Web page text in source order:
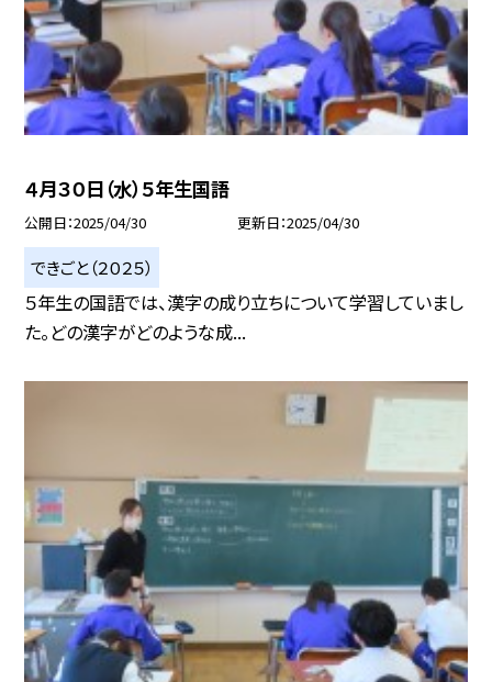
４月３０日（水）５年生国語
公開日 2025/04/30 更新日 2025/04/30
できごと（２０２５）
５年生の国語では、漢字の成り立ちについて学習していまし
た。どの漢字がどのような成...